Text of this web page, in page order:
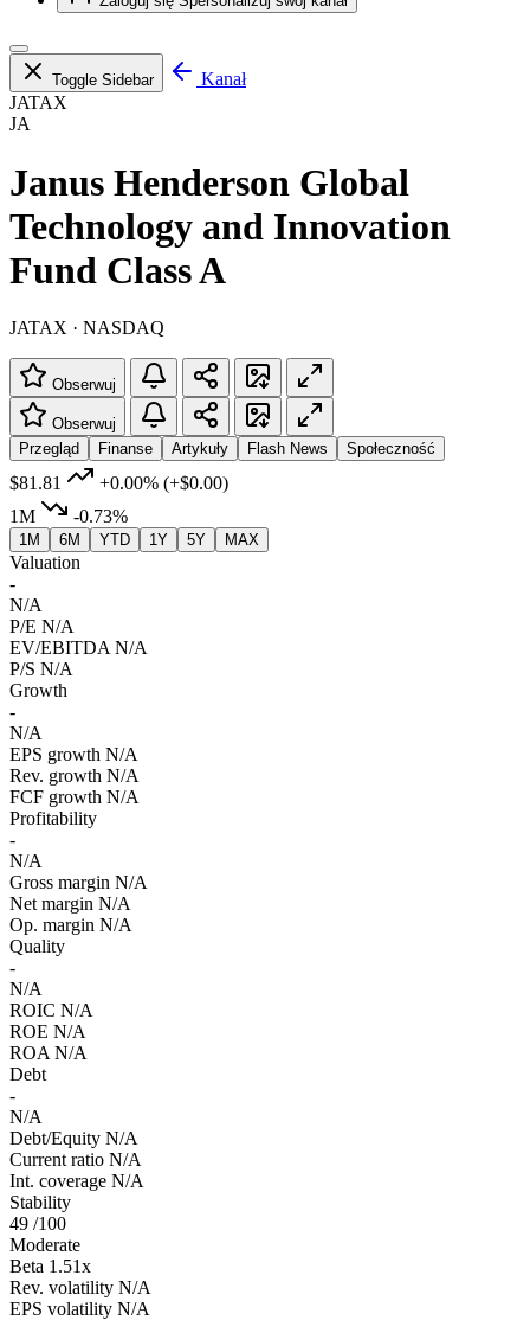
Toggle Sidebar
Kanał
JATAX
JA
Janus Henderson Global
Technology and Innovation
Fund Class A
JATAX · NASDAQ
Obserwuj
Obserwuj
Przegląd
Finanse Artykuły Flash News Społeczność
$81.81 +0.00% (+$0.00)
1M
-0.73%
1M 6M YTD 1Y 5Y MAX
Valuation
-
N/A
P/E N/A
EV/EBITDA N/A
P/S N/A
Growth
-
N/A
EPS growth N/A
Rev. growth N/A
FCF growth N/A
Profitability
-
N/A
Gross margin N/A
Net margin N/A
Op. margin N/A
Quality
-
N/A
ROIC N/A
ROE N/A
ROA N/A
Debt
-
N/A
Debt/Equity N/A
Current ratio N/A
Int. coverage N/A
Stability
49 /100
Moderate
Beta 1.51x
Rev. volatility N/A
EPS volatility N/A